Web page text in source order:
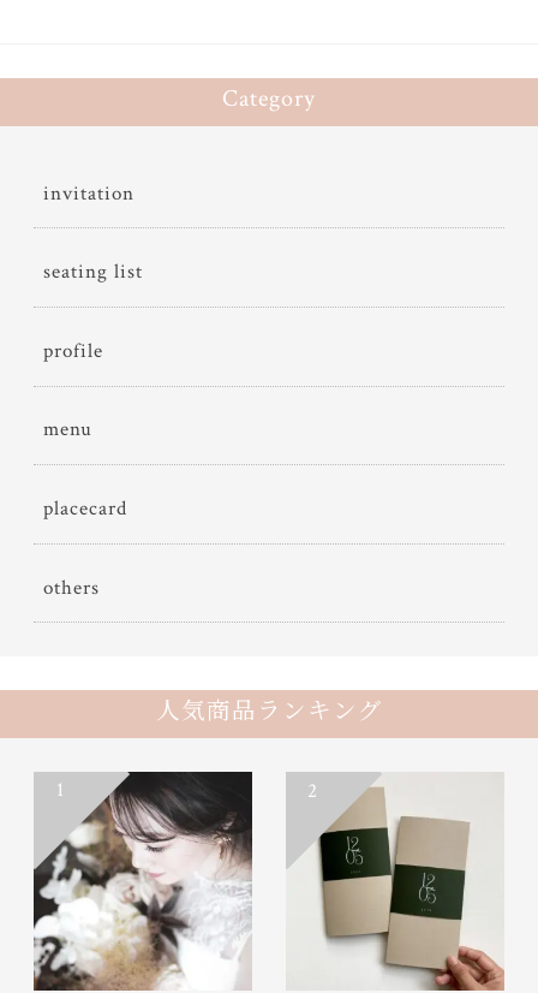
Category
invitation
seating list
profile
menu
placecard
others
人気商品ランキング
1 2